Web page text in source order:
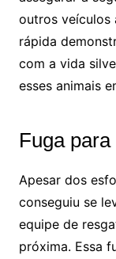
outros veículos
rápida
com a vida
esses animais
Fuga
Apesar dos
conseguiu se
equipe de
próxima. Essa